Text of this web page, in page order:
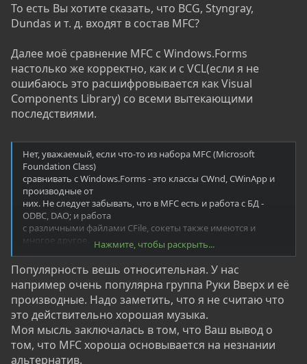
То есть Вы хотите сказать, что BCG, Styngray,
Dundas и т. д. входят в состав MFC?
Далее моё сравнение MFC c Windows.Forms
настолько же корректно, как и с VCL(если я не
ошибаюсь это расшифровывается как Visual
Components Library) со всеми вытекающими
последствиями.
Нет, уважаемый, если что-то из набора MFC (Microsoft
Foundation Class)
сравнивать с Windows.Forms - это классы CWnd, CWinApp и
производные от
них. Не следует забывать, что в MFC есть и работа с БД -
ODBC, DAO; и работа
с различными файлами CFile, сокеты также имеются и
многое другое.
Просто MFC появилась на 7...8 лет ранее чем .NET - и на
сегодня немного устарела,
что не очень мешает ее популярности.
Нажмите, чтобы раскрыть...
Популярность вешь относительная. У нас
например очень популярна группа Руки Вверх и её
производные. Надо заметить, что я не считаю что
это действительно хорошая музыка.
Моя мысль заключалась в том, что Ваш вывод о
том, что MFC хороша основывается на незнании
альтернатив.